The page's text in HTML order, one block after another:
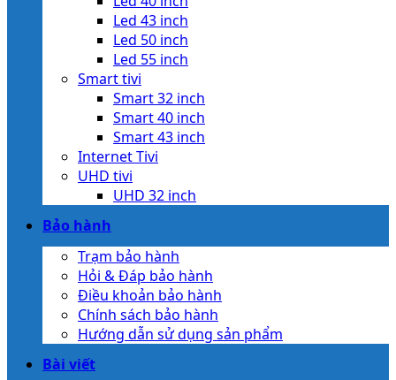
Led 43 inch
Led 50 inch
Led 55 inch
Smart tivi
Smart 32 inch
Smart 40 inch
Smart 43 inch
Internet Tivi
UHD tivi
UHD 32 inch
Bảo hành
Trạm bảo hành
Hỏi & Đáp bảo hành
Điều khoản bảo hành
Chính sách bảo hành
Hướng dẫn sử dụng sản phẩm
Bài viết